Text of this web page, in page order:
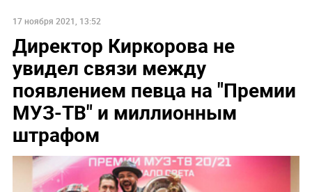
17 ноября 2021, 13:52
Директор Киркорова не
увидел связи между
появлением певца на "Премии
МУЗ-ТВ" и миллионным
штрафом